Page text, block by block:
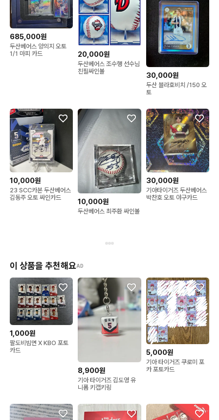
685,000원
두산베어스 양의지 오토
1/1 마피 카드
20,000원
두산베어스 조수행 선수님
친필싸인볼
30,000원
두산 블라호비치 /150 오
토
10,000원
23 SCC카본 두산베어스
김동주 오토 싸인카드
10,000원
두산베어스 최주환 싸인볼
30,000원
기아타이거즈 두산베어스
박찬호 오토 야구카드
이 상품을 추천해요AD
1,000원
팔도비빔면 X KBO 포토
카드
8,900원
기아 타이거즈 김도영 유
니폼 키캡키링
5,000원
기아 타이거즈 쿠로미 포
카 포토카드